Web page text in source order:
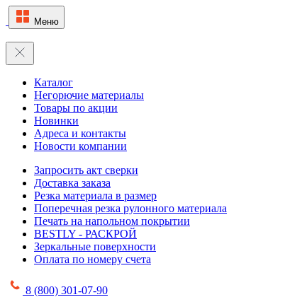
Меню
Каталог
Негорючие материалы
Товары по акции
Новинки
Адреса и контакты
Новости компании
Запросить акт сверки
Доставка заказа
Резка материала в размер
Поперечная резка рулонного материала
Печать на напольном покрытии
BESTLY - РАСКРОЙ
Зеркальные поверхности
Оплата по номеру счета
8 (800) 301-07-90